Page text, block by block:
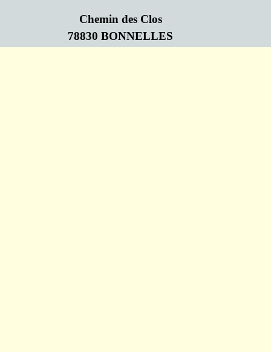
Chemin des Clos
78830 BONNELLES